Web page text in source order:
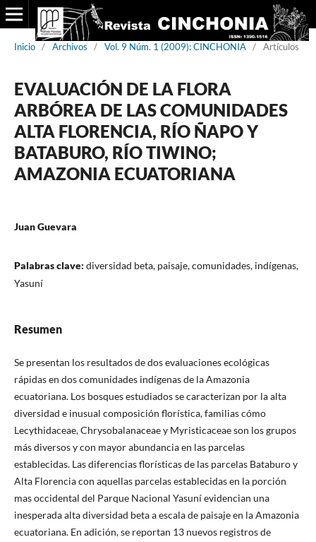
Inicio / Archivos / Vol. 9 Núm. 1 (2009): CINCHONIA / Artículos
EVALUACIÓN DE LA FLORA
ARBÓREA DE LAS COMUNIDADES
ALTA FLORENCIA, RÍO ÑAPO Y
BATABURO, RÍO TIWINO;
AMAZONIA ECUATORIANA
Juan Guevara
Palabras clave: diversidad beta, paisaje, comunidades, indígenas,
Yasuní
Resumen
Se presentan los resultados de dos evaluaciones ecológicas
rápidas en dos comunidades indígenas de la Amazonia
ecuatoriana. Los bosques estudiados se caracterizan por la alta
diversidad e inusual composición florística, familias cómo
Lecythidaceae, Chrysobalanaceae y Myristicaceae son los grupos
más diversos y con mayor abundancia en las parcelas
establecidas. Las diferencias florísticas de las parcelas Bataburo y
Alta Florencia con aquellas parcelas establecidas en la porción
mas occidental del Parque Nacional Yasuní evidencian una
inesperada alta diversidad beta a escala de paisaje en la Amazonia
ecuatoriana. En adición, se reportan 13 nuevos registros de